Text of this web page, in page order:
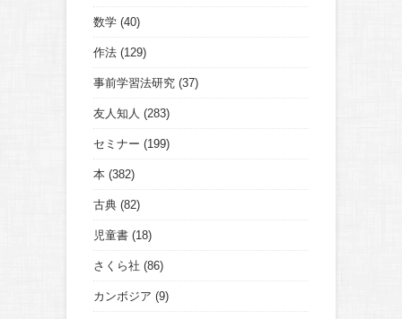
数学 (40)
作法 (129)
事前学習法研究 (37)
友人知人 (283)
セミナー (199)
本 (382)
古典 (82)
児童書 (18)
さくら社 (86)
カンボジア (9)